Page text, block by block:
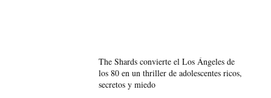
The Shards convierte el Los Ángeles de
los 80 en un thriller de adolescentes ricos,
secretos y miedo